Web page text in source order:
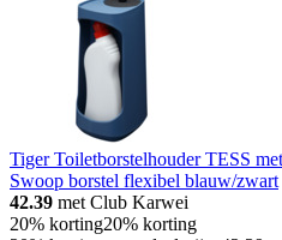
Tiger Toiletborstelhouder TESS
Swoop borstel flexibel blauw/zwart
42.39 met Club Karwei
20% korting20% korting